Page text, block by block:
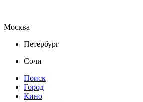
Москва
Петербург
Сочи
Поиск
Город
Кино